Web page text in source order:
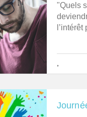
"Quels
l’intérêt